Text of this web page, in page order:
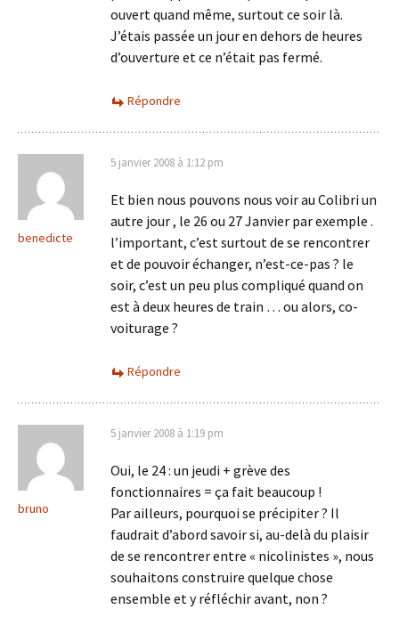
ouvert quand même, surtout ce soir là.
J’étais passée un jour en dehors de heures
d’ouverture et ce n’était pas fermé.
Répondre
benedicte
5 janvier 2008 à 1:12 pm
Et bien nous pouvons nous voir au Colibri un
autre jour , le 26 ou 27 Janvier par exemple .
l’important, c’est surtout de se rencontrer
et de pouvoir échanger, n’est-ce-pas ? le
soir, c’est un peu plus compliqué quand on
est à deux heures de train … ou alors, co-
voiturage ?
Répondre
bruno
5 janvier 2008 à 1:19 pm
Oui, le 24 : un jeudi + grève des
fonctionnaires = ça fait beaucoup !
Par ailleurs, pourquoi se précipiter ? Il
faudrait d’abord savoir si, au-delà du plaisir
de se rencontrer entre « nicolinistes », nous
souhaitons construire quelque chose
ensemble et y réfléchir avant, non ?